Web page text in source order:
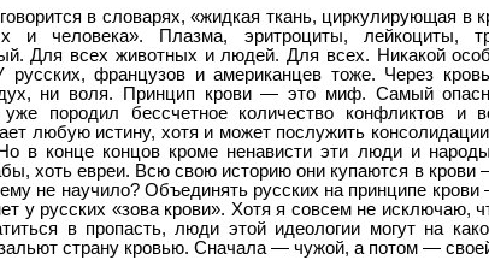
в словарях, «жидкая ткань, циркулирующая в
и человека». Плазма, эритроциты, лейкоциты,
Для всех животных и людей. Для всех. Никакой
русских, французов и американцев тоже. Через
ни воля. Принцип крови — это миф. Самый
породил бессчетное количество конфликтов и
любую истину, хотя и может послужить
в конце концов кроме ненависти эти люди и
хоть евреи. Всю свою историю они купаются в крови
не научило? Объединять русских на принципе
у русских «зова крови». Хотя я совсем не исключаю,
в пропасть, люди этой идеологии могут на
страну кровью. Сначала — чужой, а потом —